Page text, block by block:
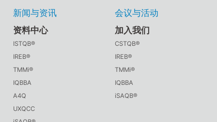
新闻与资讯
会议与活动
资料中心
ISTQB®
IREB®
TMMi®
IQBBA
A4Q
UXQCC
加入我们
CSTQB®
IREB®
TMMi®
IQBBA
iSAQB®